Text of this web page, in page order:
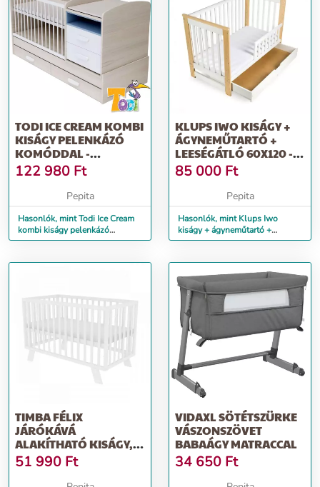
TODI ICE CREAM KOMBI
KISÁGY PELENKÁZÓ
KOMÓDDAL -
WOODLINE
CREAM/KÉK
122 980 Ft
Pepita
Hasonlók, mint Todi Ice Cream
kombi kiságy pelenkázó
komóddal - woodline cream/kék
KLUPS IWO KISÁGY +
ÁGYNEMŰTARTÓ +
LEESÉGÁTLÓ 60X120 -
FEHÉR&AMP;AMP;FENYŐ
85 000 Ft
Pepita
Hasonlók, mint Klups Iwo
kiságy + ágyneműtartó +
leeségátló 60x120 -
TIMBA FÉLIX
JÁRÓKÁVÁ
ALAKÍTHATÓ KISÁGY,
FEHÉR
51 990 Ft
VIDAXL SÖTÉTSZÜRKE
VÁSZONSZÖVET
BABAÁGY MATRACCAL
34 650 Ft